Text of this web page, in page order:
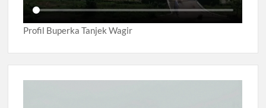
Profil Buperka Tanjek Wagir